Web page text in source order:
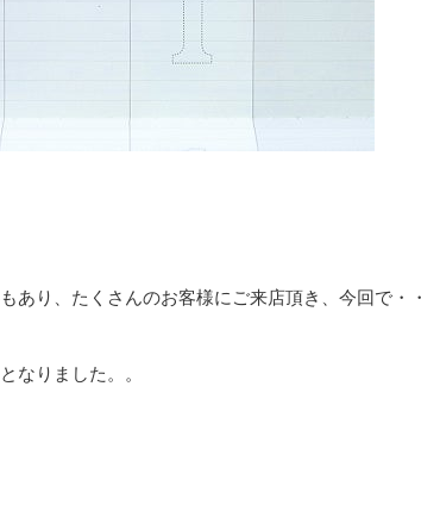
あり、たくさんのお客様にご来店頂き、今回で・
なりました。。